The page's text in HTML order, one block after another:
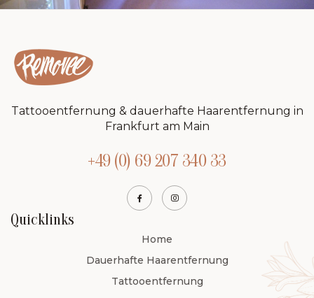
Quicklinks
Home
Dauerhafte Haarentfernung
Tattooentfernung
Tattooentfernung & dauerhafte Haarentfernung in
Frankfurt am Main
+49 (0) 69 207 340 33